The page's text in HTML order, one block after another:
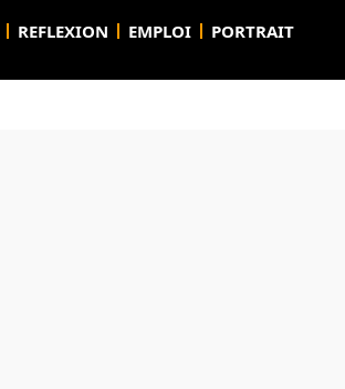
REFLEXION EMPLOI PORTRAIT